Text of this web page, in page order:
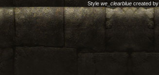
Style we_clearbluecreated by